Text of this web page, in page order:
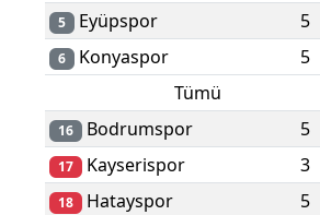
5 Eyüpspor 5
6 Konyaspor 5
Tümü
16 Bodrumspor 5
17 Kayserispor 3
18 Hatayspor 5